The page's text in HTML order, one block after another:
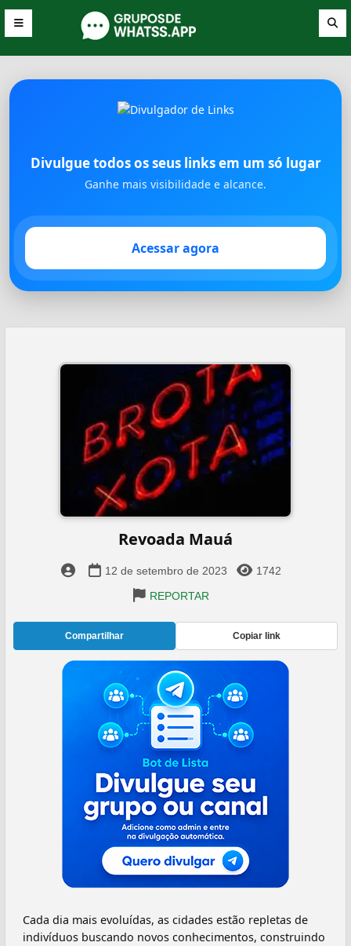
Divulgue todos os seus links em um só lugar
Ganhe mais visibilidade e alcance.
Acessar agora
Revoada Mauá
12 de setembro de 2023
1742
REPORTAR
Compartilhar Copiar link
Cada dia mais evoluídas, as cidades estão repletas de
indivíduos buscando novos conhecimentos, construindo